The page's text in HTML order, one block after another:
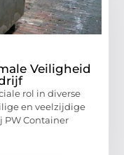
Veiligheid
rol in diverse
en veelzijdige
PW Container